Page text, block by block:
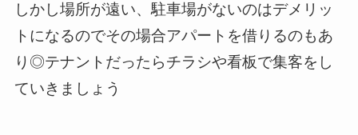
しかし場所が遠い、駐車場がないのはデメリッ
トになるのでその場合アパートを借りるのもあ
り◎テナントだったらチラシや看板で集客をし
ていきましょう